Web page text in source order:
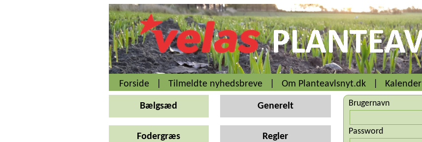
Forside Tilmeldte nyhedsbreve Om Planteavlsnyt.dk Kalender
Bælgsæd
Fodergræs
Generelt
Regler
Brugernavn
Password